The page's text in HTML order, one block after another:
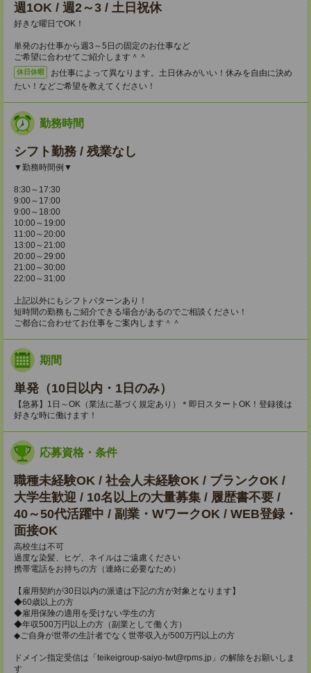
週1OK / 週2～3 / 土日祝休
好きな曜日でOK！
単発のお仕事から週3～5日の固定のお仕事など
ご希望に合わせてご紹介します＾＾
休日休暇
お仕事によって異なります。土日休みがいい！休みを自由に決め
たい！などご希望を教えてください！
勤務時間
シフト勤務 / 残業なし
▼勤務時間例▼
8:30～17:30
9:00～17:00
9:00～18:00
10:00～19:00
11:00～20:00
13:00～21:00
20:00～29:00
21:00～30:00
22:00～31:00
上記以外にもシフトパターンあり！
短時間の勤務もご紹介できる場合があるのでご相談ください！
ご都合に合わせてお仕事をご案内します＾＾
期間
単発（10日以内・1日のみ）
【急募】1日～OK（業法に基づく規定あり）＊即日スタートOK！登録後は
好きな時に働けます！
応募資格・条件
職種未経験OK / 社会人未経験OK / ブランクOK /
大学生歓迎 / 10名以上の大量募集 / 履歴書不要 /
40～50代活躍中 / 副業・WワークOK / WEB登録・
面接OK
高校生は不可
過度な染髪、ヒゲ、ネイルはご遠慮ください
携帯電話をお持ちの方（連絡に必要なため）
【雇用契約が30日以内の派遣は下記の方が対象となります】
◆60歳以上の方
◆雇用保険の適用を受けない学生の方
◆年収500万円以上の方（副業として働く方）
◆ご自身が世帯の生計者でなく世帯収入が500万円以上の方
ドメイン指定受信は「teikeigroup-saiyo-twt@rpms.jp」の解除をお願いしま
す